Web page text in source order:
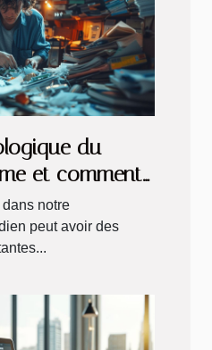
du
et comment
dans notre
peut avoir des